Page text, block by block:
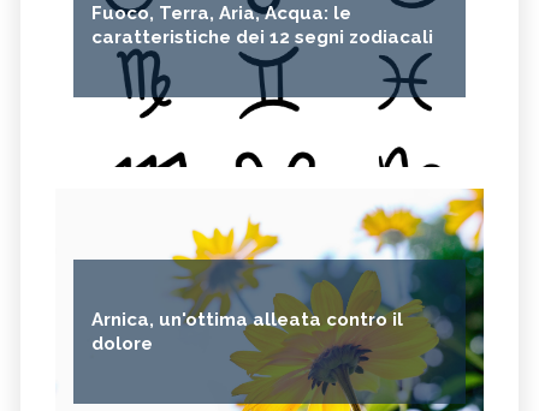
Fuoco, Terra, Aria, Acqua: le
caratteristiche dei 12 segni zodiacali
Arnica, un'ottima alleata contro il
dolore